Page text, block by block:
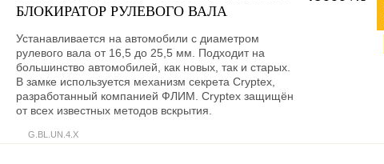
БЛОКИРАТОР РУЛЕВОГО ВАЛА
Устанавливается на автомобили с диаметром
рулевого вала от 16,5 до 25,5 мм. Подходит на
большинство автомобилей, как новых, так и старых.
В замке используется механизм секрета Cryptex,
разработанный компанией ФЛИМ. Cryptex защищён
от всех известных методов вскрытия.
G.BL.UN.4.X